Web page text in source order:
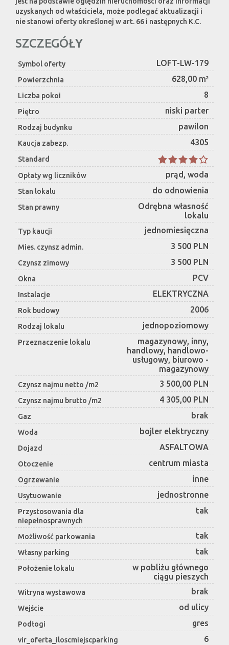
uzyskanych od właściciela, może podlegać aktualizacji i
nie stanowi oferty określonej w art. 66 i następnych K.C.
SZCZEGÓŁY
Symbol oferty LOFT-LW-179
Powierzchnia 628,00 m²
Liczba pokoi 8
Piętro niski parter
Rodzaj budynku pawilon
Kaucja zabezp. 4305
Standard
Opłaty wg liczników
prąd, woda
Stan lokalu do odnowienia
Stan prawny
Odrębna własność
lokalu
Typ kaucji jednomiesięczna
Mies. czynsz admin. 3 500 PLN
Czynsz zimowy 3 500 PLN
Okna PCV
Instalacje ELEKTRYCZNA
Rok budowy 2006
Rodzaj lokalu jednopoziomowy
Przeznaczenie lokalu
magazynowy, inny,
handlowy, handlowo-
usługowy, biurowo -
magazynowy
Czynsz najmu netto /m2 3 500,00 PLN
Czynsz najmu brutto /m2 4 305,00 PLN
Gaz brak
Woda bojler elektryczny
Dojazd ASFALTOWA
Otoczenie centrum miasta
Ogrzewanie inne
Usytuowanie jednostronne
Przystosowania dla
niepełnosprawnych
tak
Możliwość parkowania tak
Własny parking tak
Położenie lokalu
w pobliżu głównego
ciągu pieszych
Witryna wystawowa brak
Wejście od ulicy
Podłogi gres
vir_oferta_iloscmiejscparking 6